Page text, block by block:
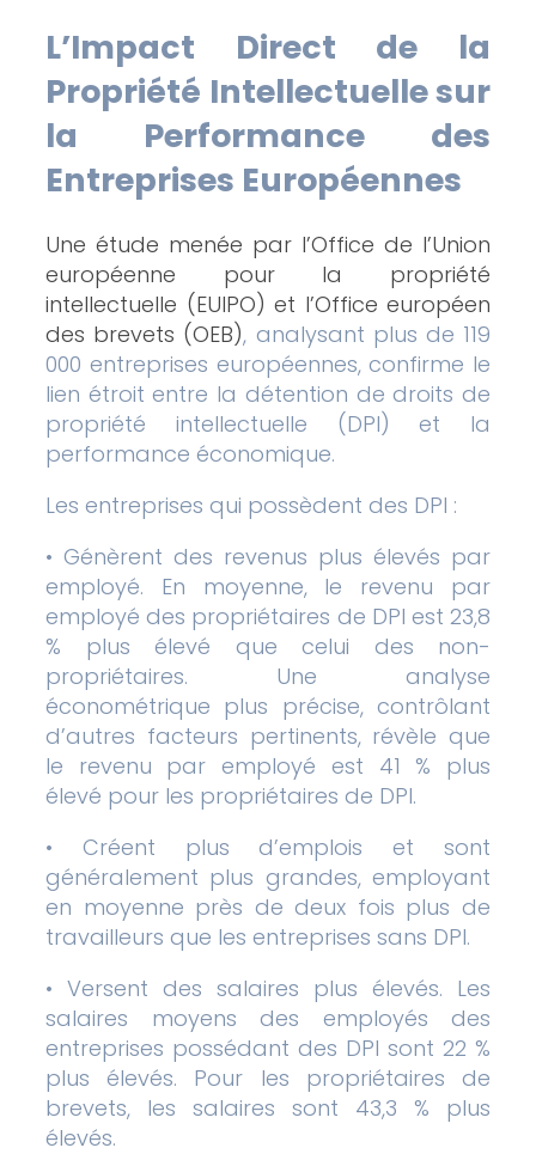
L’Impact Direct de la
Propriété Intellectuelle sur
la Performance des
Entreprises Européennes
Une étude menée par l’Office de l’Union
européenne pour la propriété
intellectuelle (EUIPO) et l’Office européen
des brevets (OEB), analysant plus de 119
000 entreprises européennes, confirme le
lien étroit entre la détention de droits de
propriété intellectuelle (DPI) et la
performance économique.
Les entreprises qui possèdent des DPI :
• Génèrent des revenus plus élevés par
employé. En moyenne, le revenu par
employé des propriétaires de DPI est 23,8
% plus élevé que celui des non-
propriétaires. Une analyse
économétrique plus précise, contrôlant
d’autres facteurs pertinents, révèle que
le revenu par employé est 41 % plus
élevé pour les propriétaires de DPI.
• Créent plus d’emplois et sont
généralement plus grandes, employant
en moyenne près de deux fois plus de
travailleurs que les entreprises sans DPI.
• Versent des salaires plus élevés. Les
salaires moyens des employés des
entreprises possédant des DPI sont 22 %
plus élevés. Pour les propriétaires de
brevets, les salaires sont 43,3 % plus
élevés.